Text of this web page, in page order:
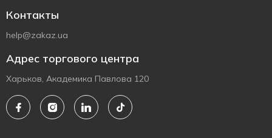
Контакты
help@zakaz.ua
Адрес торгового центра
Харьков, Академика Павлова 120